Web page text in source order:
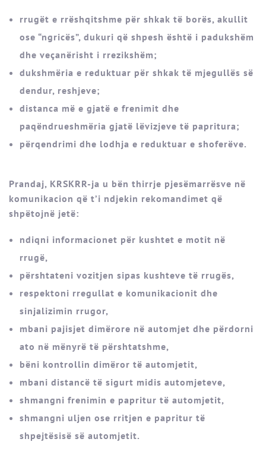
rrugët e rrëshqitshme për shkak të borës, akullit
ose “ngricës”, dukuri që shpesh është i padukshëm
dhe veçanërisht i rrezikshëm;
dukshmëria e reduktuar për shkak të mjegullës së
dendur, reshjeve;
distanca më e gjatë e frenimit dhe
paqëndrueshmëria gjatë lëvizjeve të papritura;
përqendrimi dhe lodhja e reduktuar e shoferëve.
Prandaj, KRSKRR-ja u bën thirrje pjesëmarrësve në
komunikacion që t’i ndjekin rekomandimet që
shpëtojnë jetë:
ndiqni informacionet për kushtet e motit në
rrugë,
përshtateni vozitjen sipas kushteve të rrugës,
respektoni rregullat e komunikacionit dhe
sinjalizimin rrugor,
mbani pajisjet dimërore në automjet dhe përdorni
ato në mënyrë të përshtatshme,
bëni kontrollin dimëror të automjetit,
mbani distancë të sigurt midis automjeteve,
shmangni frenimin e papritur të automjetit,
shmangni uljen ose rritjen e papritur të
shpejtësisë së automjetit.